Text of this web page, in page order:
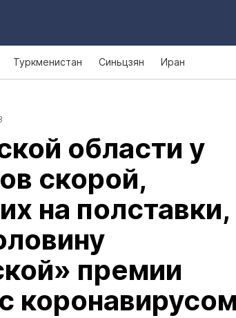
Туркменистан Синьцзян Иран
области у
скорой,
на полставки,
премии